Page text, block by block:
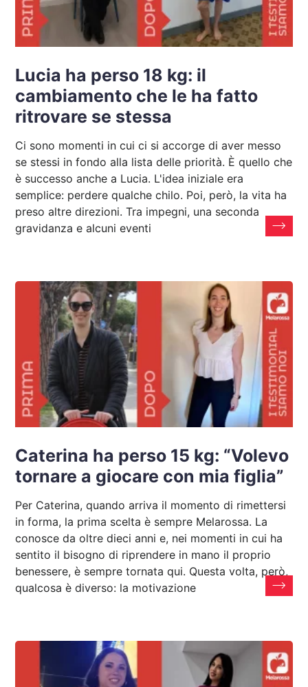
Lucia ha perso 18 kg: il
cambiamento che le ha fatto
ritrovare se stessa
Ci sono momenti in cui ci si accorge di aver messo
se stessi in fondo alla lista delle priorità. È quello che
è successo anche a Lucia. L'idea iniziale era
semplice: perdere qualche chilo. Poi, però, la vita ha
preso altre direzioni. Tra impegni, una seconda
gravidanza e alcuni eventi
Caterina ha perso 15 kg: “Volevo
tornare a giocare con mia figlia”
Per Caterina, quando arriva il momento di rimettersi
in forma, la prima scelta è sempre Melarossa. La
conosce da oltre dieci anni e, nei momenti in cui ha
sentito il bisogno di riprendere in mano il proprio
benessere, è sempre tornata qui. Questa volta, però,
qualcosa è diverso: la motivazione